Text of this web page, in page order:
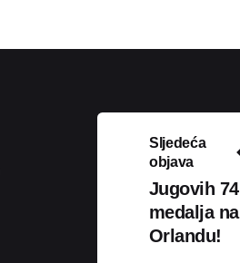
Sljedeća
objava
Jugovih 74
medalja na
Orlandu!